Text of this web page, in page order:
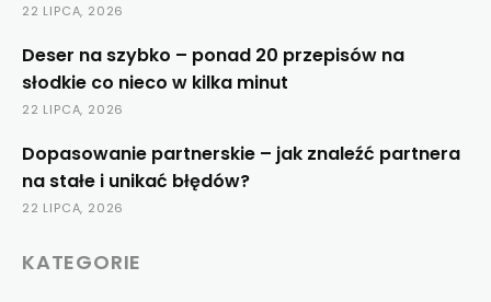
22 LIPCA, 2026
Deser na szybko – ponad 20 przepisów na
słodkie co nieco w kilka minut
22 LIPCA, 2026
Dopasowanie partnerskie – jak znaleźć partnera
na stałe i unikać błędów?
22 LIPCA, 2026
KATEGORIE